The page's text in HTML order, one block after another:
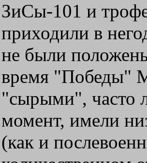
ЗиСы-101 и
приходили в
не были
время "Победы"
"сырыми", часто
момент, имели
(как и